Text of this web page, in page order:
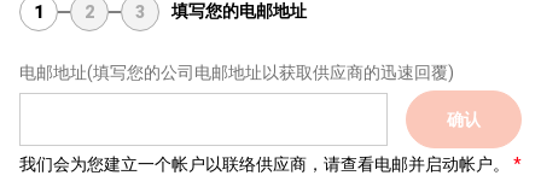
1 2 3 填写您的电邮地址
电邮地址(填写您的公司电邮地址以获取供应商的迅速回覆)
确认
我们会为您建立一个帐户以联络供应商，请查看电邮并启动帐户。